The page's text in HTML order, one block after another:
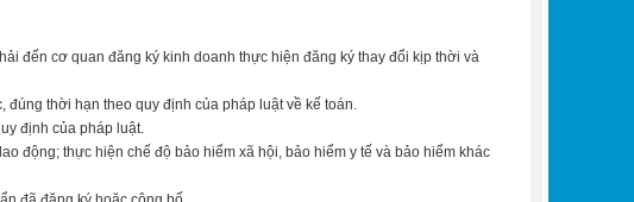
đến cơ quan đăng ký kinh doanh thực hiện đăng ký thay đổi kịp thời và
đúng thời hạn theo quy định của pháp luật về kế toán.
định của pháp luật.
động; thực hiện chế độ bảo hiểm xã hội, bảo hiểm y tế và bảo hiểm khác